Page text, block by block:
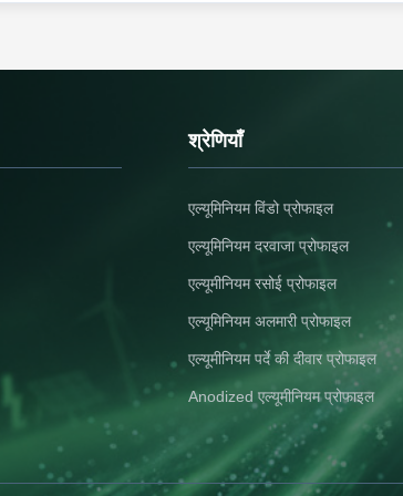
श्रेणियाँ
एल्यूमिनियम विंडो प्रोफाइल
एल्यूमिनियम दरवाजा प्रोफाइल
एल्यूमीनियम रसोई प्रोफाइल
एल्यूमिनियम अलमारी प्रोफाइल
एल्यूमीनियम पर्दे की दीवार प्रोफाइल
Anodized एल्यूमीनियम प्रोफाइल